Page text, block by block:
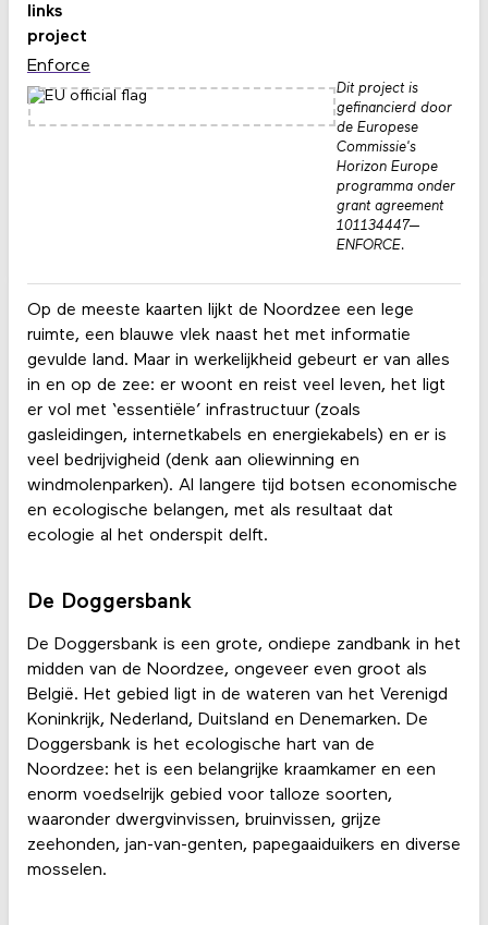
Op de meeste kaarten lijkt de Noordzee een lege
ruimte, een blauwe vlek naast het met informatie
gevulde land. Maar in werkelijkheid gebeurt er van alles
in en op de zee: er woont en reist veel leven, het ligt
er vol met ‘essentiële’ infrastructuur (zoals
gasleidingen, internetkabels en energiekabels) en er is
veel bedrijvigheid (denk aan oliewinning en
windmolenparken). Al langere tijd botsen economische
en ecologische belangen, met als resultaat dat
ecologie al het onderspit delft.
De Doggersbank
De Doggersbank is een grote, ondiepe zandbank in het
midden van de Noordzee, ongeveer even groot als
België. Het gebied ligt in de wateren van het Verenigd
Koninkrijk, Nederland, Duitsland en Denemarken. De
Doggersbank is het ecologische hart van de
Noordzee: het is een belangrijke kraamkamer en een
enorm voedselrijk gebied voor talloze soorten,
waaronder dwergvinvissen, bruinvissen, grijze
zeehonden, jan-van-genten, papegaaiduikers en diverse
mosselen.
links
project
Enforce
Dit project is
gefinancierd door
de Europese
Commissie's
Horizon Europe
programma onder
grant agreement
101134447—
ENFORCE.